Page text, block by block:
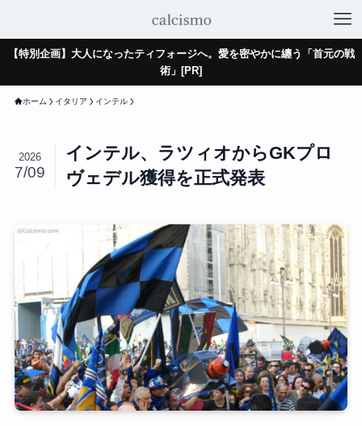
【特別企画】大人になったティフォージへ。愛を密やかに纏う「首元の戦
術」[PR]
ホーム イタリア インテル
インテル、ラツィオからGKプロ
ヴェデル獲得を正式発表
2026
7/09